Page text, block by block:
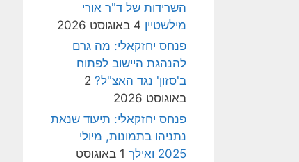
השרידות של ד"ר אורי
מילשטיין 4 באוגוסט 2026
פנחס יחזקאלי: מה גרם
להנהגת היישוב לפתוח
ב'סזון' נגד האצ"ל? 2
באוגוסט 2026
פנחס יחזקאלי: תיעוד שנאת
נתניהו בתמונות, מיולי
2025 ואילך
1 באוגוסט